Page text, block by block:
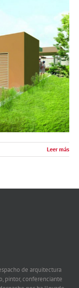
Leer más
de arquitectura
pintor, conferenciante